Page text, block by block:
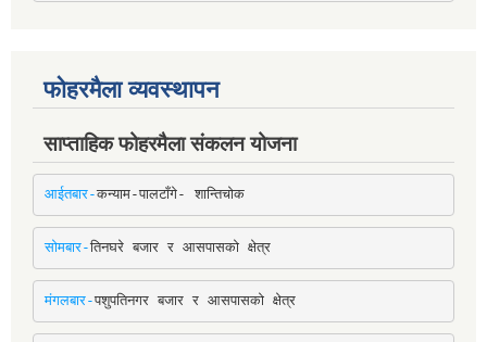
फोहरमैला व्यवस्थापन
साप्ताहिक फोहरमैला संकलन योजना
आईतबार-कन्याम-पालटाँगे- शान्तिचोक
सोमबार-तिनघरे बजार र आसपासको क्षेत्र
मंगलबार-पशुपतिनगर बजार र आसपासको क्षेत्र